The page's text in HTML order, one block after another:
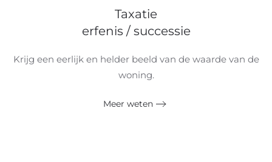
Taxatie
erfenis / successie
Krijg een eerlijk en helder beeld van de waarde van de
woning.
Meer weten